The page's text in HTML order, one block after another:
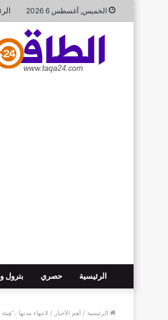
الخميس, أغسطس 6 2026
الرئيسية حصري بترول
الرئيسية / أهم الأخبار / لانتهاء مدتها